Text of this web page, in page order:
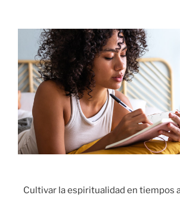
Cultivar la espiritualidad en tiempos